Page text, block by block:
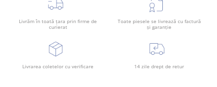
Livrăm în toată țara prin firme de
curierat
Toate piesele se livrează cu factură
și garanție
Livrarea coletelor cu verificare 14 zile drept de retur